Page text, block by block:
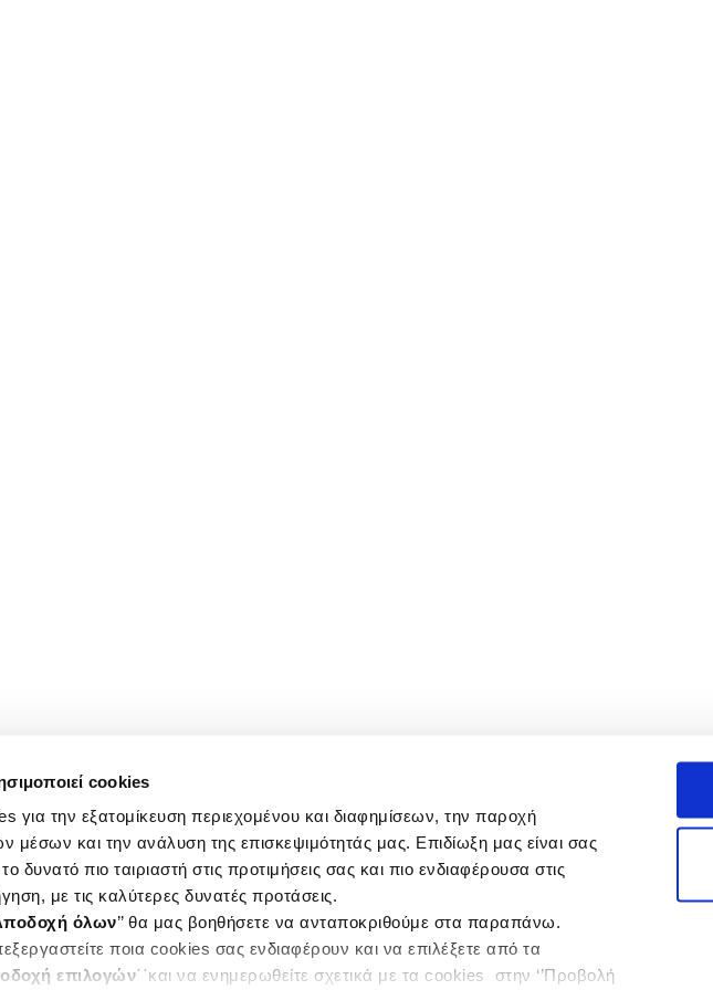
cookies
για την εξατομίκευση περιεχομένου και διαφημίσεων, την παροχή
μέσων και την ανάλυση της επισκεψιμότητάς μας. Επιδίωξη μας είναι σας
δυνατό πιο ταιριαστή στις προτιμήσεις σας και πιο ενδιαφέρουσα στις
με τις καλύτερες δυνατές προτάσεις.
όλων’’ θα μας βοηθήσετε να ανταποκριθούμε στα παραπάνω.
ποια cookies σας ενδιαφέρουν και να επιλέξετε από τα
επιλογών΄΄και να ενημερωθείτε σχετικά με τα cookies στην ‘’Προβολή